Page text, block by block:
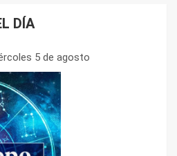
DÍA
5 de agosto